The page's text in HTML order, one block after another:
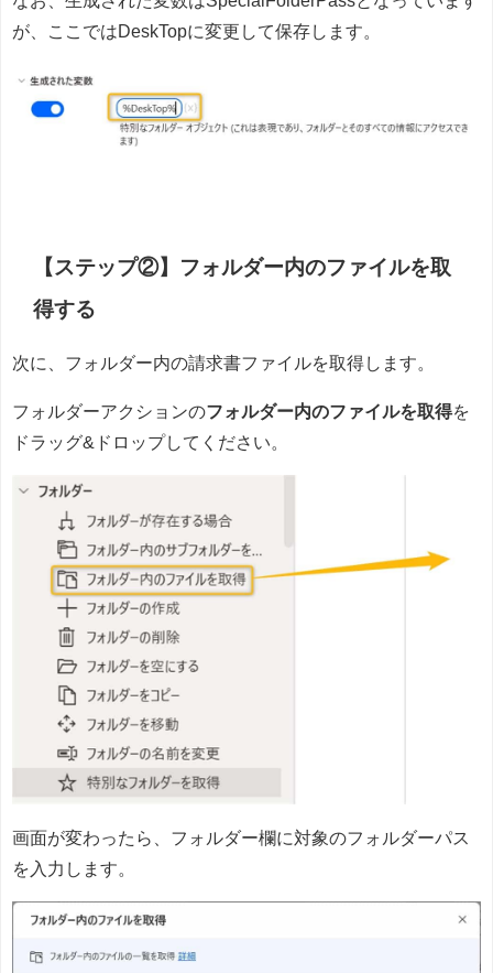
が、ここではDeskTopに変更して保存します。
【ステップ②】フォルダー内のファイルを取
得する
次に、フォルダー内の請求書ファイルを取得します。
フォルダーアクションのフォルダー内のファイルを取得を
ドラッグ&ドロップしてください。
画面が変わったら、フォルダー欄に対象のフォルダーパス
を入力します。